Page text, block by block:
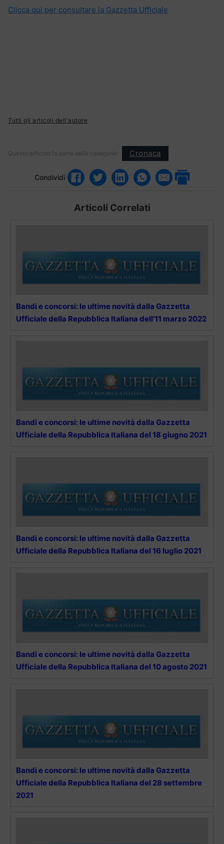
Clicca qui per consultare la Gazzetta Ufficiale
Tutti gli articoli dell'autore
Questo articolo fa parte delle categorie: Cronaca
Condividi
Articoli Correlati
Bandi e concorsi: le ultime novità dalla Gazzetta
Ufficiale della Repubblica Italiana dell’11 marzo 2022
Bandi e concorsi: le ultime novità dalla Gazzetta
Ufficiale della Repubblica Italiana del 18 giugno 2021
Bandi e concorsi: le ultime novità dalla Gazzetta
Ufficiale della Repubblica Italiana del 16 luglio 2021
Bandi e concorsi: le ultime novità dalla Gazzetta
Ufficiale della Repubblica Italiana del 10 agosto 2021
Bandi e concorsi: le ultime novità dalla Gazzetta
Ufficiale della Repubblica Italiana del 28 settembre
2021